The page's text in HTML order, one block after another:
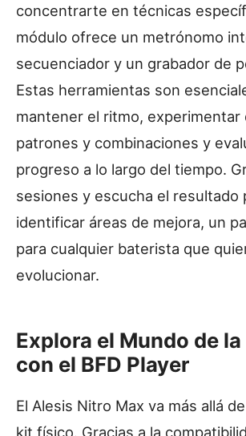
concentrarte en técnicas
módulo ofrece un metrónomo
secuenciador y un grabador de
Estas herramientas son
mantener el ritmo, experimentar
patrones y combinaciones y
progreso a lo largo del tiempo.
sesiones y escucha el resultado
identificar áreas de mejora, un
para cualquier baterista que
evolucionar.
Explora el Mundo de
con el BFD Player
El Alesis Nitro Max va más allá
kit físico. Gracias a la